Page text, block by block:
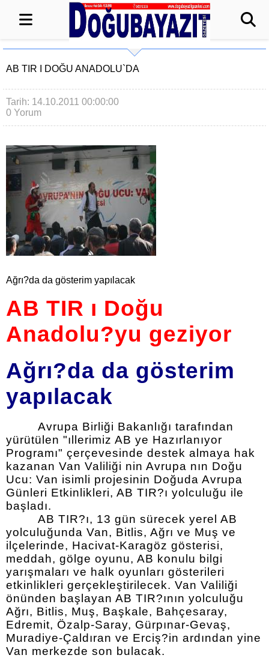
AB TIR I DOĞU ANADOLU`DA
Tarih: 14.10.2011 00:00:00
0 Yorum
Ağrı?da da gösterim yapılacak
AB TIR ı Doğu
Anadolu?yu geziyor
Ağrı?da da gösterim
yapılacak
Avrupa Birliği Bakanlığı tarafından
yürütülen "ıllerimiz AB ye Hazırlanıyor
Programı" çerçevesinde destek almaya hak
kazanan Van Valiliği nin Avrupa nın Doğu
Ucu: Van isimli projesinin Doğuda Avrupa
Günleri Etkinlikleri, AB TIR?ı yolculuğu ile
başladı.
AB TIR?ı, 13 gün sürecek yerel AB
yolculuğunda Van, Bitlis, Ağrı ve Muş ve
ilçelerinde, Hacivat-Karagöz gösterisi,
meddah, gölge oyunu, AB konulu bilgi
yarışmaları ve halk oyunları gösterileri
etkinlikleri gerçekleştirilecek. Van Valiliği
önünden başlayan AB TIR?ının yolculuğu
Ağrı, Bitlis, Muş, Başkale, Bahçesaray,
Edremit, Özalp-Saray, Gürpınar-Gevaş,
Muradiye-Çaldıran ve Erciş?in ardından yine
Van merkezde son bulacak.